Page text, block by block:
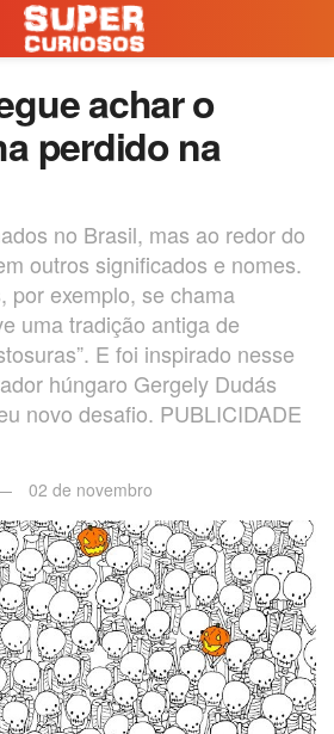
achar o
perdido na
no Brasil, mas ao redor do
outros significados e nomes.
por exemplo, se chama
uma tradição antiga de
E foi inspirado nesse
húngaro Gergely Dudás
novo desafio. PUBLICIDADE
02 de novembro